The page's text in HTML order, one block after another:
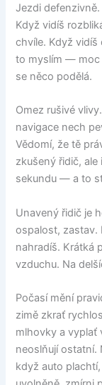
Jezdi
Když vidíš
chvíle. Když
to myslím — moc
se něco podělá.
Omez rušivé
navigace nech
Vědomí, že tě
zkušený řidič,
sekundu — a to
Unavený řidič je
ospalost, zastav.
nahradíš. Krátká
vzduchu. Na
Počasí mění
zimě zkrať
mlhovky a vyplať
neoslňují
když auto